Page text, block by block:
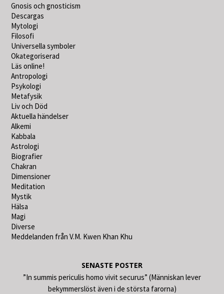
Gnosis och gnosticism
Descargas
Mytologi
Filosofi
Universella symboler
Okategoriserad
Läs online!
Antropologi
Psykologi
Metafysik
Liv och Död
Aktuella händelser
Alkemi
Kabbala
Astrologi
Biografier
Chakran
Dimensioner
Meditation
Mystik
Hälsa
Magi
Diverse
Meddelanden från V.M. Kwen Khan Khu
SENASTE POSTER
”In summis periculis homo vivit securus” (Människan lever
bekymmerslöst även i de största farorna)